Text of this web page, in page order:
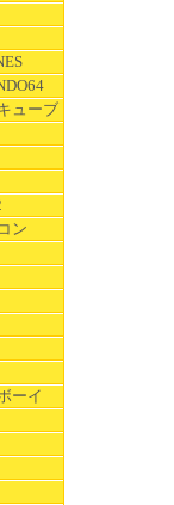
ューブ
ン
ーイ